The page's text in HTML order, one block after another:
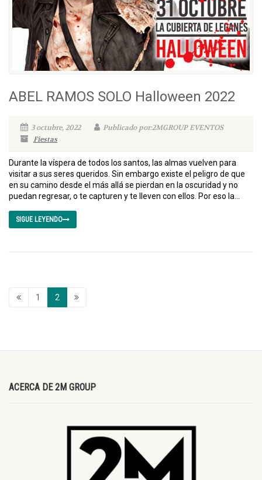
ABEL RAMOS SOLO Halloween 2022
3 octubre, 2022
Publicado por:2MGROUP EVENTOS
Fiestas
Durante la víspera de todos los santos, las almas vuelven para
visitar a sus seres queridos. Sin embargo existe el peligro de que
en su camino desde el más allá se pierdan en la oscuridad y no
puedan regresar, o te capturen y te lleven con ellos. Por eso la...
SIGUE LEYENDO
1 2
ACERCA DE 2M GROUP